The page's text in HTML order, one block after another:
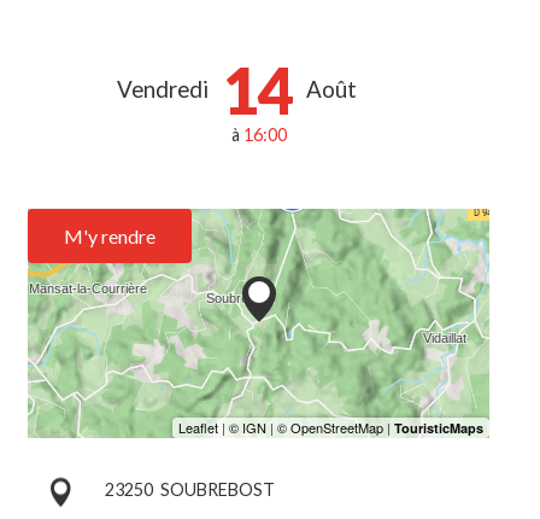
Vendredi 14 Août
à 16:00
M'y rendre
23250 SOUBREBOST